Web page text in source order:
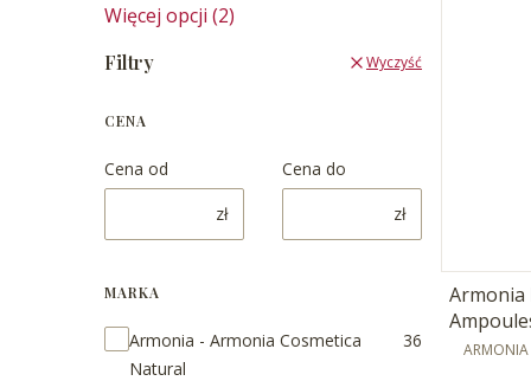
Więcej opcji (2)
Filtry Wyczyść
CENA
Cena od
zł
Cena do
zł
MARKA
Marka
Armonia - Armonia Cosmetica
Natural
36
Armonia